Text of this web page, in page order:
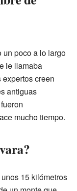
un poco a lo largo
le llamaba
expertos creen
antiguas
mucho tiempo.
15 kilómetros